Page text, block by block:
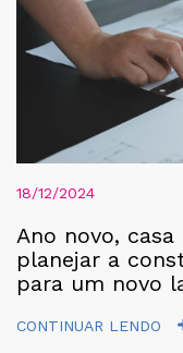
18/12/2024
Ano novo,
planejar a
para um novo
CONTINUAR LENDO